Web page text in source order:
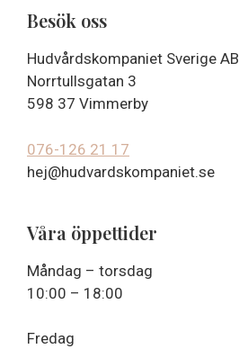
Besök oss
Hudvårdskompaniet Sverige AB
Norrtullsgatan 3
598 37 Vimmerby
076-126 21 17
hej@hudvardskompaniet.se
Våra öppettider
Måndag – torsdag
10:00 – 18:00
Fredag